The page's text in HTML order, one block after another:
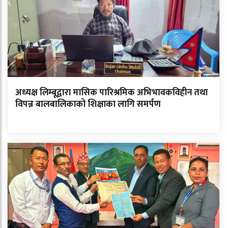
अध्यक्ष लिम्बूद्वारा मासिक पारिश्रमिक अभिभावकविहीन तथा
विपन्न बालबालिकाको शिक्षाका लागि समर्पण